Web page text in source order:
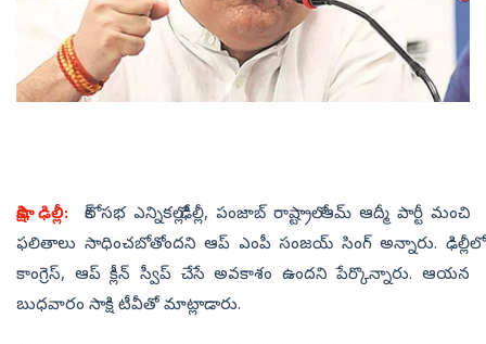
సాక్షి, ఢిల్లీ:
లోక్‌ సభ ఎన్నికల్లో ఢిల్లీ, పంజాబ్ రాష్ట్రాలో ఆమ్‌ ఆద్మీ పార్టీ మంచి
ఫలితాలు సాధించబోతోందని ఆప్‌ ఎంపీ సంజయ్ సింగ్‌ అన్నారు. ఢిల్లీలో
కాంగ్రెస్, ఆప్ క్లీన్ స్వీప్ చేసే అవకాశం ఉందని పేర్కొన్నారు. ఆయన
బుధవారం సాక్షి టీవీతో మాట్లాడారు.